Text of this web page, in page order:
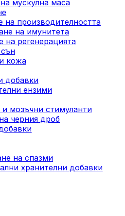
мускулна маса
на производителността
на имунитета
на регенерацията
кожа
добавки
ензими
мозъчни стимуланти
черния дроб
на спазми
хранителни добавки